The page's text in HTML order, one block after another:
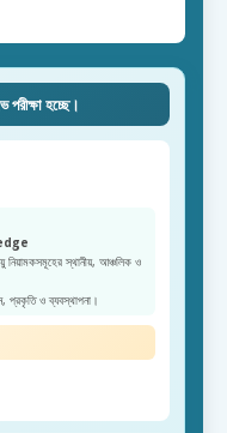
হচ্ছে।
নিয়ামকসমূহের স্থানীয়, আঞ্চলিক ও
প্রকৃতি ও ব্যবস্থাপনা।